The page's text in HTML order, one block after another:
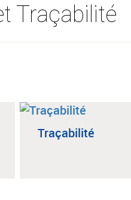
Traçabilité
Traçabilité